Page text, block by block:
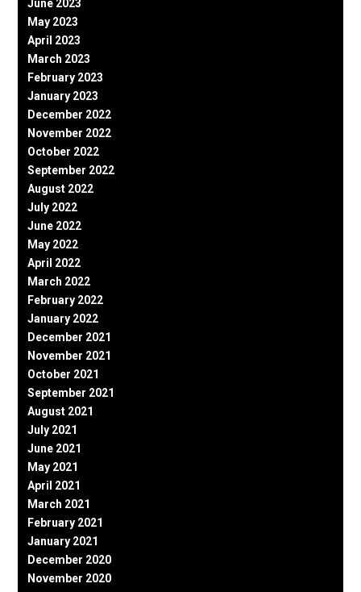
June 2023
May 2023
April 2023
March 2023
February 2023
January 2023
December 2022
November 2022
October 2022
September 2022
August 2022
July 2022
June 2022
May 2022
April 2022
March 2022
February 2022
January 2022
December 2021
November 2021
October 2021
September 2021
August 2021
July 2021
June 2021
May 2021
April 2021
March 2021
February 2021
January 2021
December 2020
November 2020